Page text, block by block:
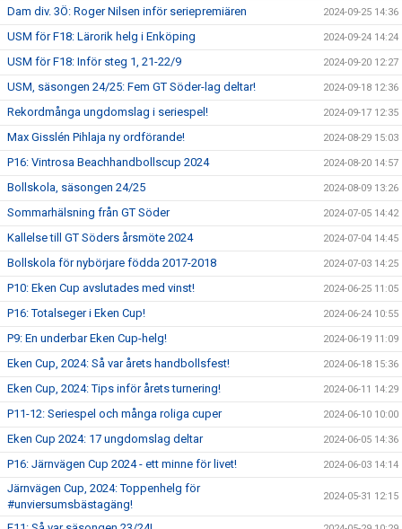
Dam div. 3Ö: Roger Nilsen inför seriepremiären 2024-09-25 14:36
USM för F18: Lärorik helg i Enköping 2024-09-24 14:24
USM för F18: Inför steg 1, 21-22/9 2024-09-20 12:27
USM, säsongen 24/25: Fem GT Söder-lag deltar! 2024-09-18 12:36
Rekordmånga ungdomslag i seriespel! 2024-09-17 12:35
Max Gisslén Pihlaja ny ordförande! 2024-08-29 15:03
P16: Vintrosa Beachhandbollscup 2024 2024-08-20 14:57
Bollskola, säsongen 24/25 2024-08-09 13:26
Sommarhälsning från GT Söder 2024-07-05 14:42
Kallelse till GT Söders årsmöte 2024 2024-07-04 14:45
Bollskola för nybörjare födda 2017-2018 2024-07-03 14:25
P10: Eken Cup avslutades med vinst! 2024-06-25 11:05
P16: Totalseger i Eken Cup! 2024-06-24 10:55
P9: En underbar Eken Cup-helg! 2024-06-19 11:09
Eken Cup, 2024: Så var årets handbollsfest! 2024-06-18 15:36
Eken Cup, 2024: Tips inför årets turnering! 2024-06-11 14:29
P11-12: Seriespel och många roliga cuper 2024-06-10 10:00
Eken Cup 2024: 17 ungdomslag deltar 2024-06-05 14:36
P16: Järnvägen Cup 2024 - ett minne för livet! 2024-06-03 14:14
Järnvägen Cup, 2024: Toppenhelg för
#unviersumsbästagäng!
2024-05-31 12:15